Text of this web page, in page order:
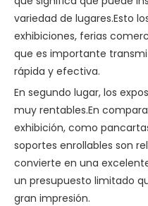
variedad de lugares.Esto
exhibiciones, ferias
que es importante
rápida y efectiva.
En segundo lugar, los
muy rentables.En
exhibición, como
soportes enrollables son
convierte en una
un presupuesto limitado
gran impresión.